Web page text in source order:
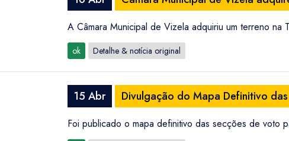
A Câmara Municipal de Vizela adquiriu um terreno
ok Detalhe & notícia original
15 Abr Divulgação do Mapa Definitivo
Foi publicado o mapa definitivo das secções de voto